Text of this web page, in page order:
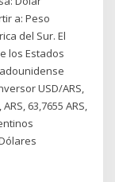
a: Peso
del Sur. El
los Estados
USD/ARS,
63,7655 ARS,